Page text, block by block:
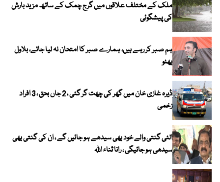
ملک کے مختلف علاقوں میں گرج چمک کے ساتھ مزید بارش
کی پیشگوئی
ہم صبر کر رہے ہیں، ہمارے صبر کا امتحان نہ لیا جائے، بلاول
بھٹو
ڈیرہ غازی خان میں گھر کی چھت گر گئی ، 2 جاں بحق ، 3 افراد
زخمی
الٹی گنتی والے خود بھی سیدھے ہو جائیں گے ، ان کی گنتی بھی
سیدھی ہو جائیگی ، رانا ثناء اللہ